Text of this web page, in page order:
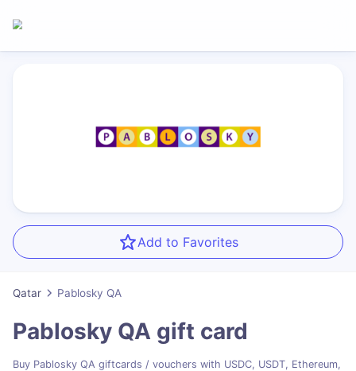
Add to Favorites
Qatar Pablosky QA
Pablosky QA gift card
Buy Pablosky QA giftcards / vouchers with USDC, USDT, Ethereum,